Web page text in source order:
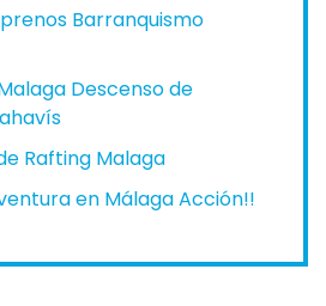
Barranquismo
Descenso de
Rafting Malaga
en Málaga Acción!!